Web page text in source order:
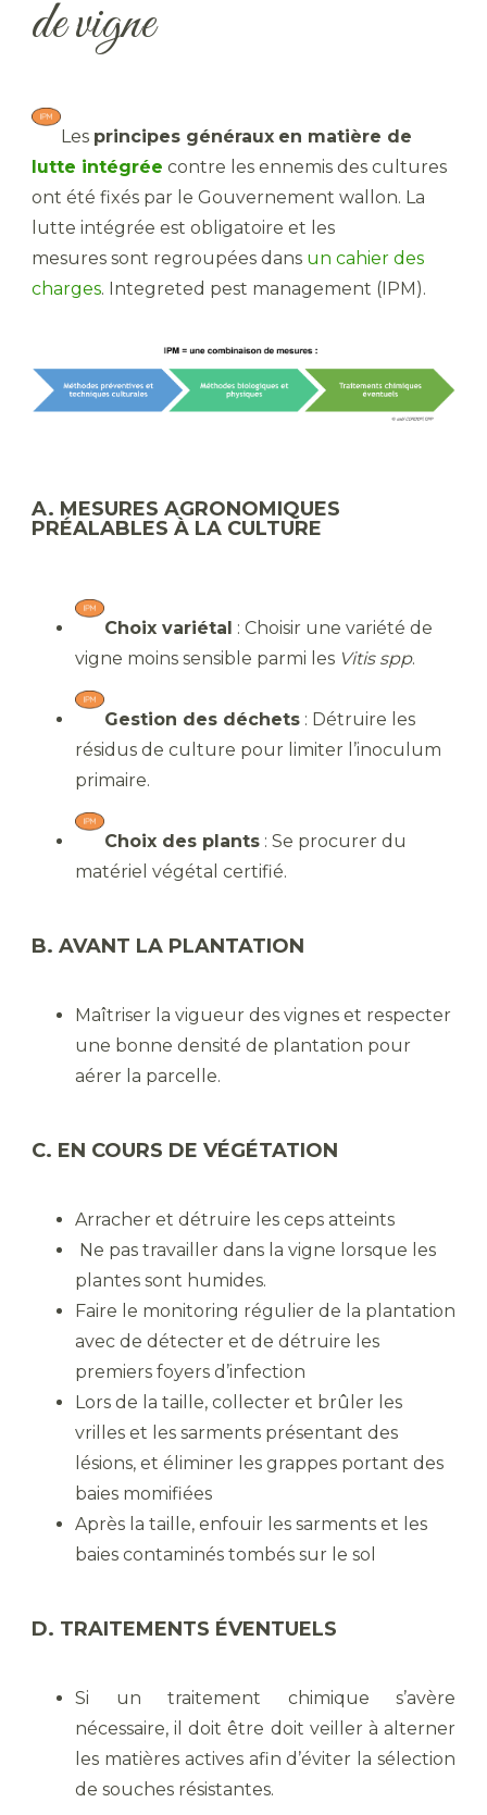
de vigne
Les principes généraux en matière de
lutte intégrée contre les ennemis des cultures
ont été fixés par le Gouvernement wallon. La
lutte intégrée est obligatoire et les
mesures sont regroupées dans un cahier des
charges. Integreted pest management (IPM).
A. MESURES AGRONOMIQUES
PRÉALABLES À LA CULTURE
Choix variétal : Choisir une variété de
vigne moins sensible parmi les Vitis spp.
Gestion des déchets : Détruire les
résidus de culture pour limiter l’inoculum
primaire.
Choix des plants : Se procurer du
matériel végétal certifié.
B. AVANT LA PLANTATION
Maîtriser la vigueur des vignes et respecter
une bonne densité de plantation pour
aérer la parcelle.
C. EN COURS DE VÉGÉTATION
Arracher et détruire les ceps atteints
Ne pas travailler dans la vigne lorsque les
plantes sont humides.
Faire le monitoring régulier de la plantation
avec de détecter et de détruire les
premiers foyers d’infection
Lors de la taille, collecter et brûler les
vrilles et les sarments présentant des
lésions, et éliminer les grappes portant des
baies momifiées
Après la taille, enfouir les sarments et les
baies contaminés tombés sur le sol
D. TRAITEMENTS ÉVENTUELS
Si un traitement chimique s’avère
nécessaire, il doit être doit veiller à alterner
les matières actives afin d’éviter la sélection
de souches résistantes.